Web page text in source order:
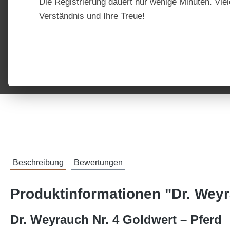
Beschreibung Bewertungen
Produktinformationen "Dr.
Dr. Weyrauch Nr. 4 Goldwert – Pferd
Die Registrierung dauert nur wenige Minuten.
Verständnis und Ihre Treue!